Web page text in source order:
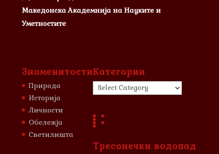
Македонска Академнија на Науките и
Уметностите
Знаменитости
Природа
Историја
Личности
Обележја
Светилишта
Категории
Категории
Тресонечки водопад